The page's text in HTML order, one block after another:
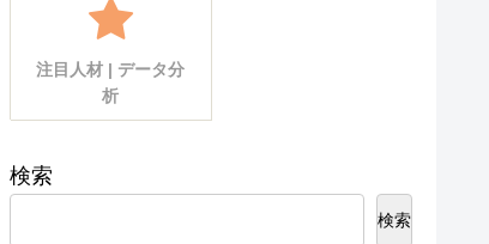
注目人材 | データ分
析
検索
検索